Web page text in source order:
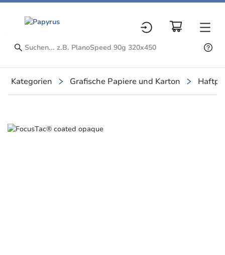
Kategorien Grafische Papiere und Karton
Slide 1 of 1